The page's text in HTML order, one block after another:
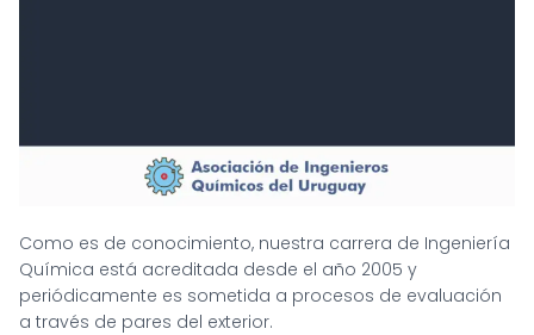
Como es de conocimiento, nuestra carrera de Ingeniería
Química está acreditada desde el año 2005 y
periódicamente es sometida a procesos de evaluación
a través de pares del exterior.